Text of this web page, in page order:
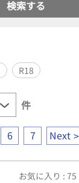
R18
件
6 7 Next
お気に入り : 75